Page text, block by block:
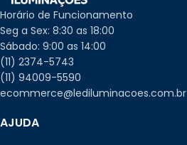
Horário de Funcionamento
Seg a Sex: 8:30 as 18:00
Sábado: 9:00 as 14:00
(11) 2374-5743
(11) 94009-5590
ecommerce@lediluminacoes.com.br
AJUDA